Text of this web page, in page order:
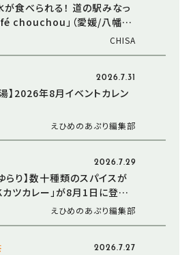
食べられる！ 道の駅みなっ
chouchou」（愛媛/八幡浜
CHISA
2026.7.31
】2026年8月イベントカレン
えひめのあぷり編集部
2026.7.29
らり】数十種類のスパイスが
ツカレー」が8月1日に登場！
定番を目指す「サ飯-1.0」第2
えひめのあぷり編集部
2026.7.27